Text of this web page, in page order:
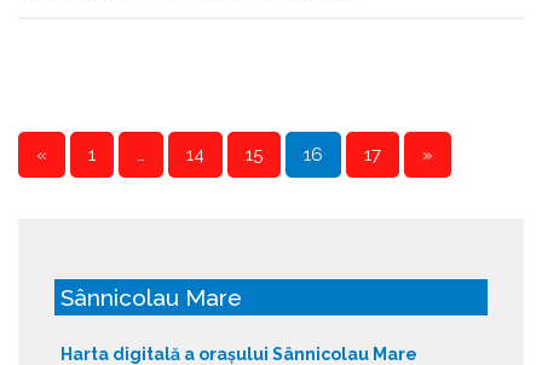
P
« 1 14 15 16 17 »
Sânnicolau Mare
Harta digitală a orașului Sânnicolau Mare